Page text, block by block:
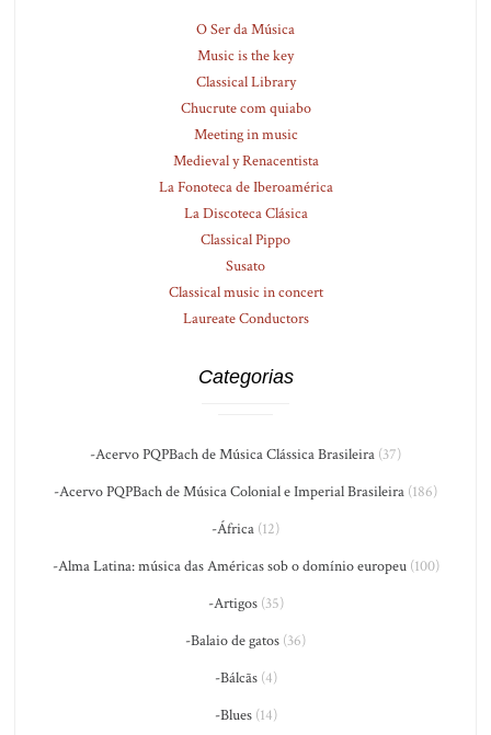
O Ser da Música
Music is the key
Classical Library
Chucrute com quiabo
Meeting in music
Medieval y Renacentista
La Fonoteca de Iberoamérica
La Discoteca Clásica
Classical Pippo
Susato
Classical music in concert
Laureate Conductors
Categorias
-Acervo PQPBach de Música Clássica Brasileira (37)
-Acervo PQPBach de Música Colonial e Imperial Brasileira (186)
-África (12)
-Alma Latina: música das Américas sob o domínio europeu(100)
-Artigos(35)
-Balaio de gatos (36)
-Bálcãs(4)
-Blues(14)